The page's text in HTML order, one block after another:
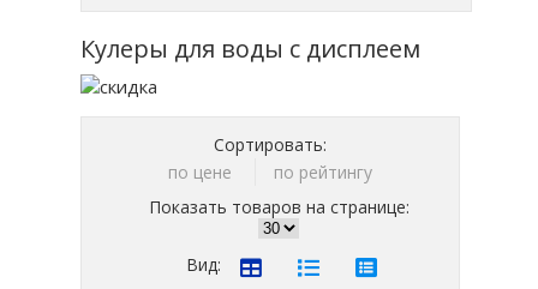
Кулеры для воды с дисплеем
Сортировать:
по цене
по рейтингу
Показать товаров на странице:
Вид: